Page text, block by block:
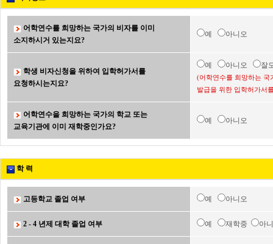
어학연수를 희망하는 국가의 비자를 이미
소지하시거 있는지요?
예 아니오
학생 비자신청을 위하여 입학허가서를
요청하시는지요?
예 아니오 잘
(어학연수를 희망하는 국
발급을 위한 입학허가서
어학연수을 희망하는 국가의 학교 또는
교육기관에 이미 재학중인가요?
예 아니오
학 력
고등학교 졸업 여부 예 아니오
2 - 4 년제 대학 졸업 여부 예 재학중 아